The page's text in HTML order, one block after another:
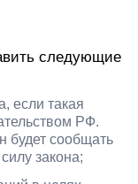
следующие
если такая
РФ.
будет сообщать
закона;